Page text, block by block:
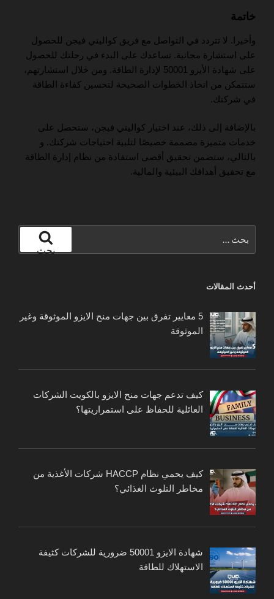
خاتمة
وأخيرا. لا تتردد في التواصل مع فريق كواليتي فيجن للحصول
على استشارة مجانية. تساعدك على البدء في رحلتك للحصول
على شهادة الأيزو 50001 لإدارة الطاقة. ومن خلال استشارتهم،
ستتمكن من اتخاذ الخطوات الصحيحة لتحسين كفاءة الطاقة
في شركتك.
بالإضافة إلى ذلك، عند اختيار كواليتي فيجن، ستحصل على
خدمات متميزة مصممة خصيصًا لتلبية احتياجات شركتك. و
بالتالي، ستضمن تحقيق أقصى استفادة من نظام إدارة الطاقة
مع تحقيق أهدافك البيئية والمالية.
عن:
بحث
أحدث المقالات
5 معايير تفرق بين جهات منح الايزو الموثوقة وغير
الموثوقة
كيف تدعم جهات منح الايزو بالكويت الشركات
العائلية للحفاظ على استمراريتها؟
كيف يحمي نظام HACCP شركات الأغذية من
مخاطر التلوث الغذائي؟
شهادة الايزو 50001 ضرورية للشركات كثيفة
الاستهلاك للطاقة